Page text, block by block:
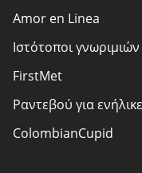
Αποκάλυψη
Σχετικά με εμάς
Χάρτης ιστότοπου
Amor en Linea
Ιστότοποι γνωριμιών
FirstMet
Ραντεβού για
ColombianCupid